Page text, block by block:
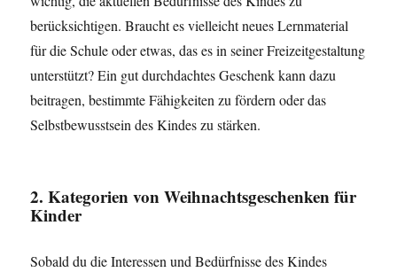
berücksichtigen. Braucht es vielleicht neues Lernmaterial
für die Schule oder etwas, das es in seiner Freizeitgestaltung
unterstützt? Ein gut durchdachtes Geschenk kann dazu
beitragen, bestimmte Fähigkeiten zu fördern oder das
Selbstbewusstsein des Kindes zu stärken.
2. Kategorien von Weihnachtsgeschenken für
Kinder
Sobald du die Interessen und Bedürfnisse des Kindes